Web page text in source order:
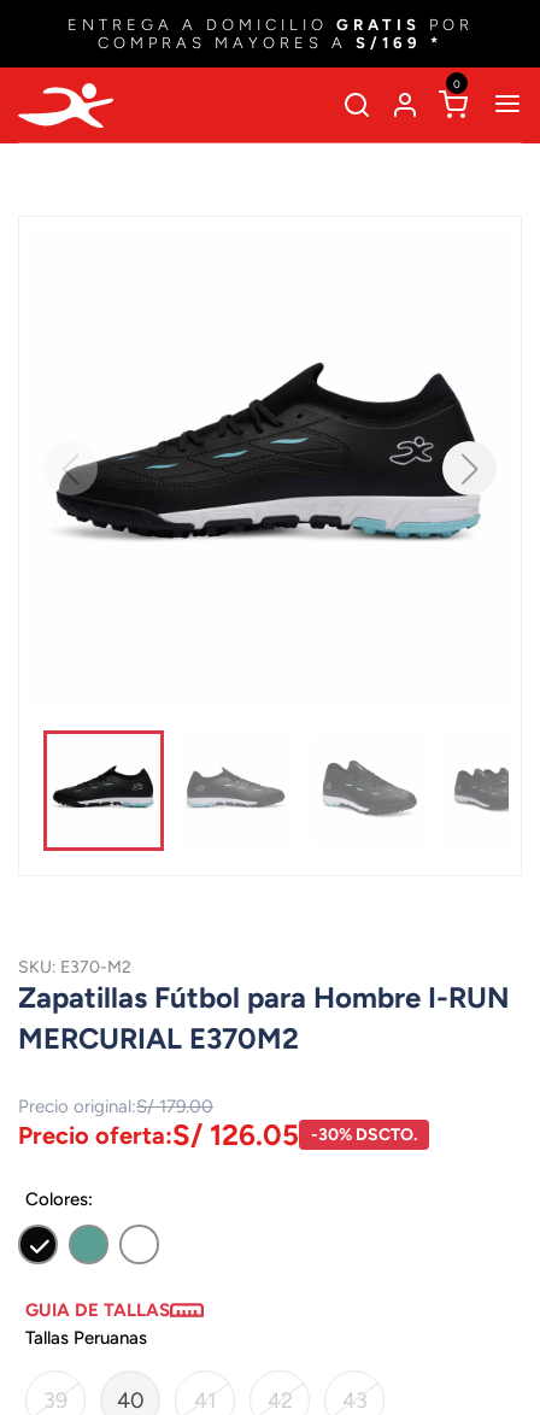
ENTREGA A DOMICILIO GRATIS
POR
COMPRAS MAYORES A S/169 *
0
SKU: E370-M2
Zapatillas Fútbol para Hombre I-RUN
MERCURIAL E370M2
Precio original:S/ 179.00
Precio oferta:S/ 126.05 -30% DSCTO.
Colores:
GUIA DE TALLAS
Tallas Peruanas
39 40 41 42 43